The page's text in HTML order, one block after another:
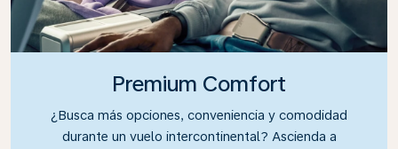
Premium Comfort
¿Busca más opciones, conveniencia y comodidad
durante un vuelo intercontinental? Ascienda a